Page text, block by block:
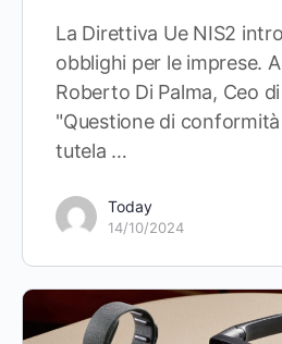
La Direttiva Ue NIS2
obblighi per le imprese.
Roberto Di Palma, Ceo
"Questione di
tutela …
Today
14/10/2024